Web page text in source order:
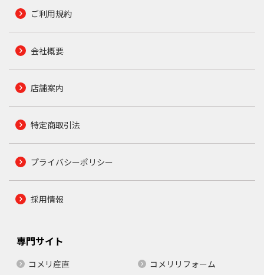
ご利用規約
会社概要
店舗案内
特定商取引法
プライバシーポリシー
採用情報
専門サイト
コメリ産直 コメリリフォーム